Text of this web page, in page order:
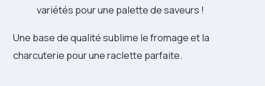
variétés pour une palette de saveurs !
Une base de qualité sublime le fromage et la
charcuterie pour une raclette parfaite.